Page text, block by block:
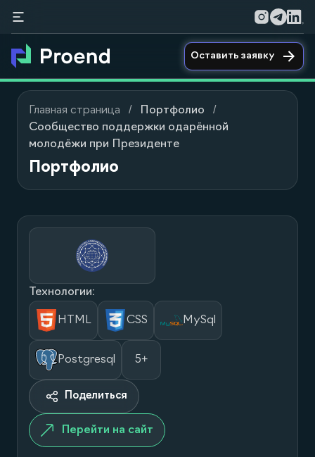
Оставить заявку
Главная страница
Портфолио
Сообщество поддержки одарённой
молодёжи при Президенте
Портфолио
Технологии:
HTML CSS MySql
Postgresql 5+
Поделиться
Перейти на сайт